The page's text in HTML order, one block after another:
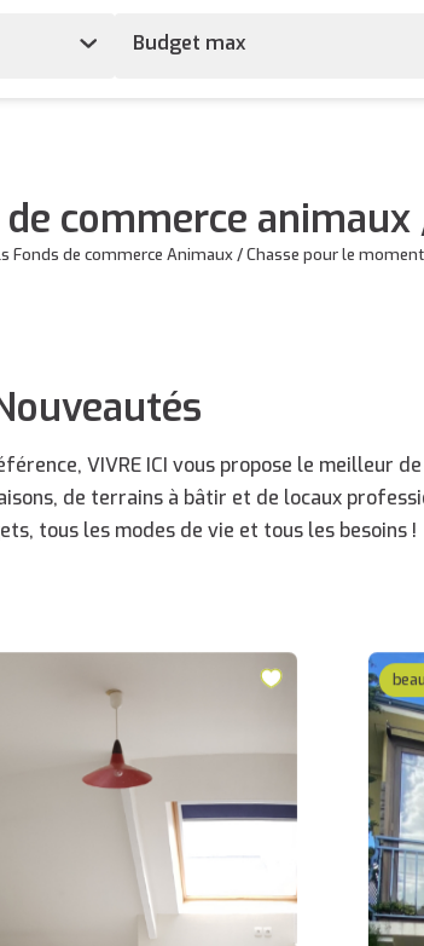
commerce animaux
de commerce Animaux / Chasse pour le
VIVRE ICI vous propose le meilleur
de terrains à bâtir et de locaux
tous les modes de vie et tous les besoins !